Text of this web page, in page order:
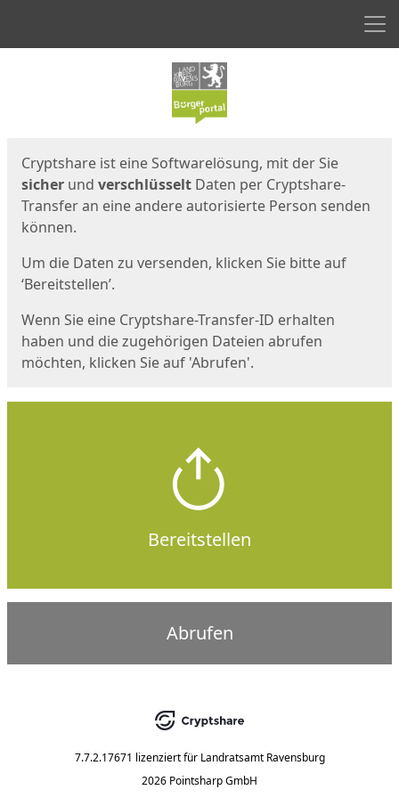
Cryptshare ist eine Softwarelösung, mit der Sie
sicher und verschlüsselt Daten per Cryptshare-
Transfer an eine andere autorisierte Person senden
können.
Um die Daten zu versenden, klicken Sie bitte auf
‘Bereitstellen’.
Wenn Sie eine Cryptshare-Transfer-ID erhalten
haben und die zugehörigen Dateien abrufen
möchten, klicken Sie auf 'Abrufen'.
Bereitstellen
Abrufen
7.7.2.17671 lizenziert für Landratsamt Ravensburg
2026 Pointsharp GmbH